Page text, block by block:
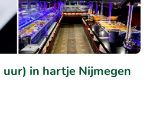
in hartje Nijmegen